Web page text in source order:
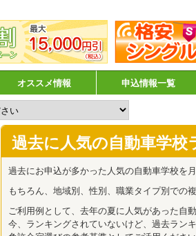
オススメ情報 申込情報一覧
過去に人気の自動車学校
過去にお申込が多かった人気の自動車学校を
もちろん、地域別、性別、職業タイプ別での
ご利用例として、去年の夏に人気があった自
今、ランキングされていないけど、過去ラン